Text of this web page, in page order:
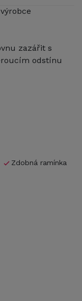
zazářit s
odstínu
Zdobná ramínka